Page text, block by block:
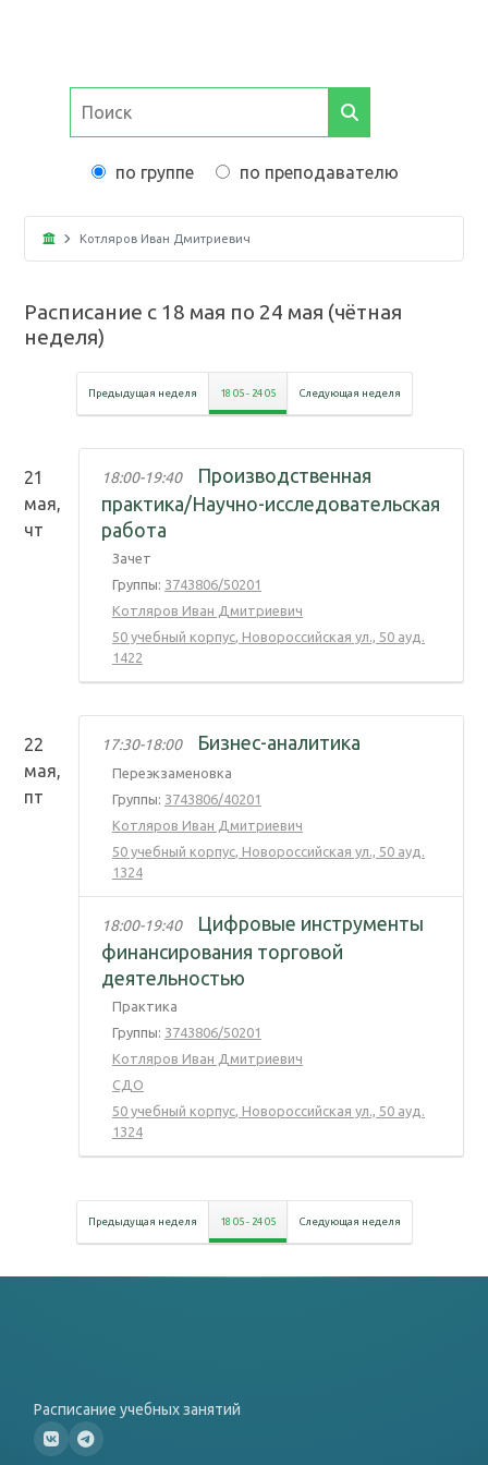
по группе по преподавателю
Котляров Иван Дмитриевич
Расписание с 18 мая по 24 мая (чётная
неделя)
Предыдущая неделя 18 05- 24 05 Следующая неделя
21
мая,
чт
18:00-19:40
Производственная
практика/Научно-исследовательская
работа
Зачет
Группы: 3743806/50201
Котляров Иван Дмитриевич
50 учебный корпус Новороссийская ул., 50 ауд.
1422
22
мая,
пт
17:30-18:00 Бизнес-аналитика
Переэкзаменовка
Группы: 3743806/40201
Котляров Иван Дмитриевич
50 учебный корпус Новороссийская ул., 50 ауд.
1324
18:00-19:40
Цифровые инструменты
финансирования торговой
деятельностью
Практика
Группы: 3743806/50201
Котляров Иван Дмитриевич
СДО
50 учебный корпус Новороссийская ул., 50 ауд.
1324
Предыдущая неделя 18 05- 24 05 Следующая неделя
Расписание учебных занятий